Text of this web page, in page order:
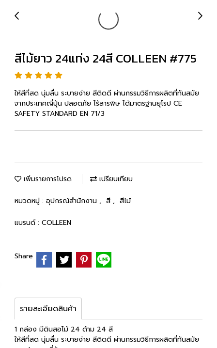
สีไม้ยาว 24แท่ง 24สี COLLEEN #775
ให้สีที่สด นุ่มลื่น ระบายง่าย สีติดดี ผ่านกรรมวิธีการผลิตที่ทันสมัย
จากประเทศญี่ปุ่น ปลอดภัย ไร้สารพิษ ได้มาตรฐานยุโรป CE
SAFETY STANDARD EN 71/3
เพิ่มรายการโปรด เปรียบเทียบ
หมวดหมู่ : อุปกรณ์สำนักงาน , สี , สีไม้
แบรนด์ : COLLEEN
Share
รายละเอียดสินค้า
1 กล่อง มีดินสอไม้ 24 ด้าม 24 สี
ให้สีที่สด นุ่มลื่น ระบายง่าย สีติดดี ผ่านกรรมวิธีการผลิตที่ทันสมัย